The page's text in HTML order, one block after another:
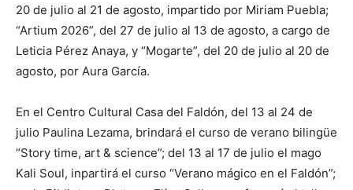
20 de julio al 21 de agosto, impartido por Miriam Puebla;
“Artium 2026”, del 27 de julio al 13 de agosto, a cargo de
Leticia Pérez Anaya, y “Mogarte”, del 20 de julio al 20 de
agosto, por Aura García.
En el Centro Cultural Casa del Faldón, del 13 al 24 de
julio Paulina Lezama, brindará el curso de verano bilingüe
“Story time, art & science”; del 13 al 17 de julio el mago
Kali Soul, inpartirá el curso “Verano mágico en el Faldón”;